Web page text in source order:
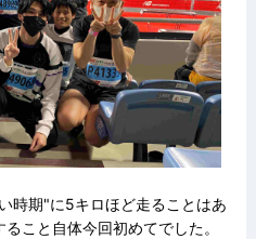
時期"に5キロほど走ることはあ
こと自体今回初めてでした。